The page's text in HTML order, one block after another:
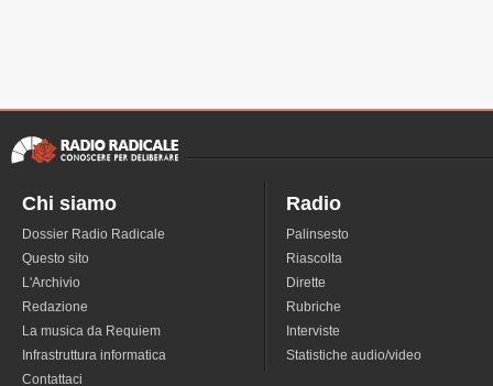
Chi siamo
Dossier Radio Radicale
Questo sito
L'Archivio
Redazione
La musica da Requiem
Infrastruttura informatica
Contattaci
Radio
Palinsesto
Riascolta
Dirette
Rubriche
Interviste
Statistiche audio/video